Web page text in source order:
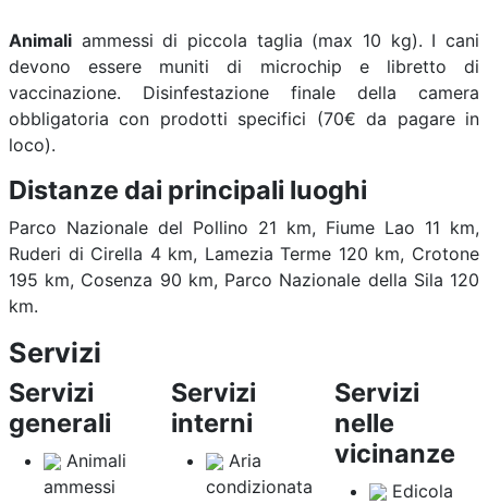
Animali ammessi di piccola taglia (max 10 kg). I cani
devono essere muniti di microchip e libretto di
vaccinazione. Disinfestazione finale della camera
obbligatoria con prodotti specifici (70€ da pagare in
loco).
Distanze dai principali luoghi
Parco Nazionale del Pollino 21 km, Fiume Lao 11 km,
Ruderi di Cirella 4 km, Lamezia Terme 120 km, Crotone
195 km, Cosenza 90 km, Parco Nazionale della Sila 120
km.
Servizi
Servizi
generali
Animali
ammessi
Servizi
interni
Aria
condizionata
Servizi
nelle
vicinanze
Edicola